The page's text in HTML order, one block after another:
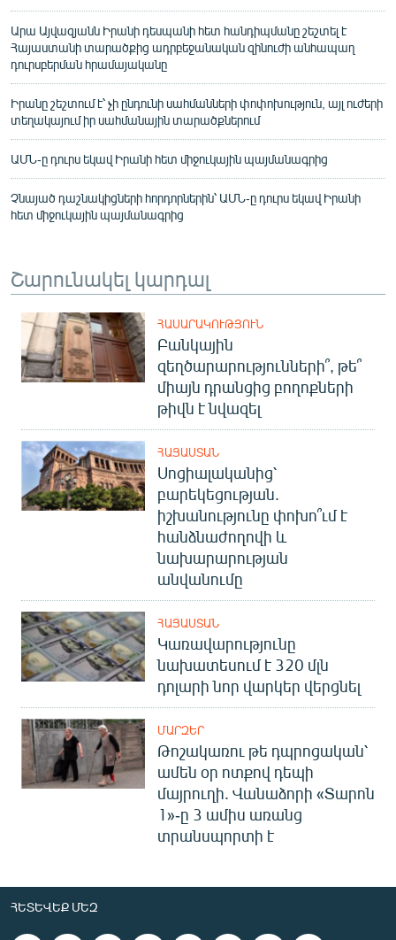
Արա Այվազյանն Իրանի դեսպանի հետ հանդիպմանը շեշտել է
Հայաստանի տարածքից ադրբեջանական զինուժի անհապաղ
դուրսբերման հրամայականը
Իրանը շեշտում է՝ չի ընդունի սահմանների փոփոխություն, այլ ուժերի
տեղակայում իր սահմանային տարածքներում
ԱՄՆ-ը դուրս եկավ Իրանի հետ միջուկային պայմանագրից
Չնայած դաշնակիցների հորդորներին՝ ԱՄՆ-ը դուրս եկավ Իրանի
հետ միջուկային պայմանագրից
Շարունակել կարդալ
ՀԱՍԱՐԱԿՈՒԹՅՈՒՆ
Բանկային
զեղծարարությունների՞, թե՞
միայն դրանցից բողոքների
թիվն է նվազել
ՀԱՅԱՍՏԱՆ
Սոցիալականից՝
բարեկեցության.
իշխանությունը փոխո՞ւմ է
հանձնաժողովի և
նախարարության
անվանումը
ՀԱՅԱՍՏԱՆ
Կառավարությունը
նախատեսում է 320 մլն
դոլարի նոր վարկեր վերցնել
ՄԱՐԶԵՐ
Թոշակառու թե դպրոցական՝
ամեն օր ոտքով դեպի
մայրուղի. Վանաձորի «Տարոն
1»-ը 3 ամիս առանց
տրանսպորտի է
ՀԵՏԵՎԵՔ ՄԵԶ